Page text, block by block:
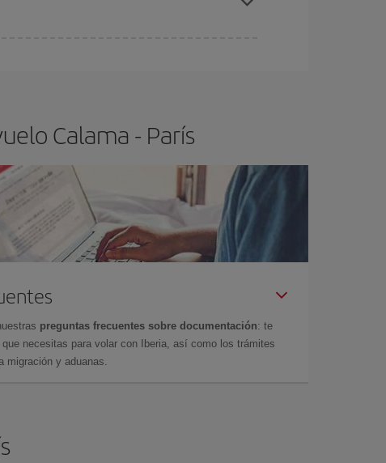
Calama - París
preguntas frecuentes sobre documentación: te
necesitas para volar con Iberia, así como los trámites
migración y aduanas.